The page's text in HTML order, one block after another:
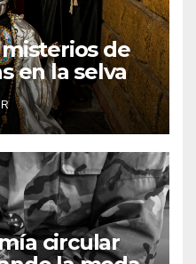
de
en la selva
circular